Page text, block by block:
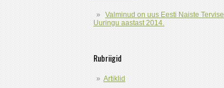
Valminud on uus Eesti Naiste Tervise
Uuringu aastast 2014.
Rubriigid
Artiklid